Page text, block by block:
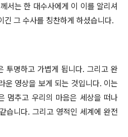
서는 한 대수사에게 이 이를 알리셔
긴 그 수사를 칭찬하게 하셨습니다.
투명하고 가볍게 됩니다. 그리고 완
운 영상을 보게 되는 것입니다. 이는
멈추고 우리의 마음은 세상을 떠나
습니다. 그리고 영적인 세계에 완전